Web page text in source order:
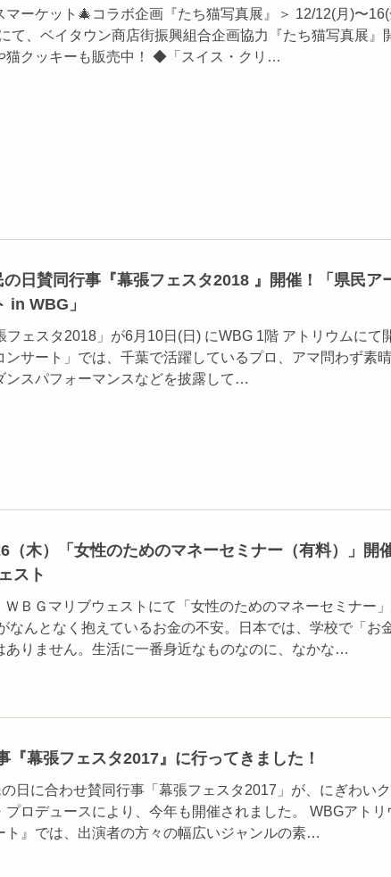
マーケット🎄コラボ企画『たち猫写真展』＞ 12/12(月)〜16(
て、ベイタウン商店街振興組合企画協力『たち猫写真展』
猫クッキーも販売中！ ◆「スイス・クリ…
日賛同行事『幕張フェスタ2018 』開催！「県民ア
in WBG」
フェスタ2018」が6月10日(日) にWBG 1階 アトリウムにて
ンサート」では、千葉で活躍しているプロ、アマ問わず素
ンスパフォーマンスなどを披露して…
（木）「女性のためのマネーセミナー（有料）」開
スト
ＢＧマリブウェストにて「女性のためのマネーセミナー
なんとなく抱えているお金の不安。日本では、学校で「お金
ありません。生活に一番身近なものなのに、なかな…
『幕張フェスタ2017』に行ってきました！
日に合わせ賛同行事「幕張フェスタ2017」が、にぎわい
プロデュースにより、今年も開催されました。 WBGアトリ
ト』では、出演者の方々の幅広いジャンルの素…